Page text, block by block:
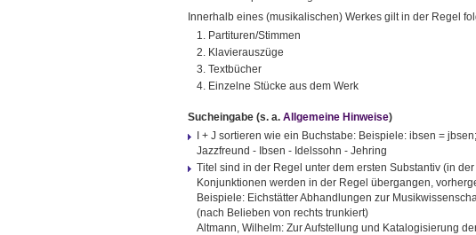
Innerhalb eines (musikalischen) Werkes gilt in der Regel
1. Partituren/Stimmen
2. Klavierauszüge
3. Textbücher
4. Einzelne Stücke aus dem Werk
Sucheingabe(s. a. Allgemeine Hinweise)
I + J sortieren wie ein Buchstabe: Beispiele: ibsen =
Jazzfreund - Ibsen - Idelssohn - Jehring
Titel sind in der Regel unter dem ersten Substantiv (in
Konjunktionen werden in der Regel übergangen,
Beispiele: Eichstätter Abhandlungen zur
(nach Belieben von rechts trunkiert)
Altmann, Wilhelm: Zur Aufstellung und Katalogisierung